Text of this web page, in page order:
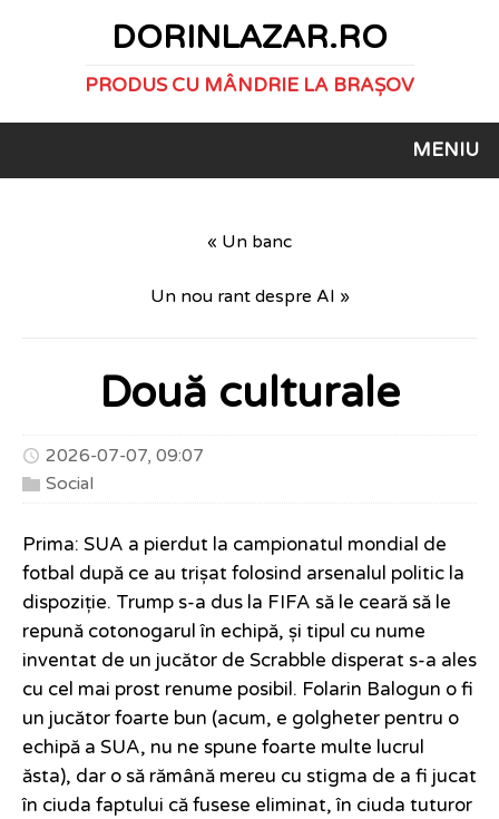
DORINLAZAR.RO
PRODUS CU MÂNDRIE LA BRAȘOV
MENIU
« Un banc
Un nou rant despre AI »
Două culturale
2026-07-07, 09:07
Social
Prima: SUA a pierdut la campionatul mondial de
fotbal după ce au trișat folosind arsenalul politic la
dispoziție. Trump s-a dus la FIFA să le ceară să le
repună cotonogarul în echipă, și tipul cu nume
inventat de un jucător de Scrabble disperat s-a ales
cu cel mai prost renume posibil. Folarin Balogun o fi
un jucător foarte bun (acum, e golgheter pentru o
echipă a SUA, nu ne spune foarte multe lucrul
ăsta), dar o să rămână mereu cu stigma de a fi jucat
în ciuda faptului că fusese eliminat, în ciuda tuturor